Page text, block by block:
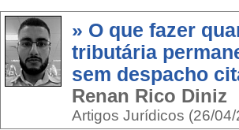
» O que fazer
tributária
sem despacho
Renan Rico Diniz
Artigos Jurídicos (26/04/